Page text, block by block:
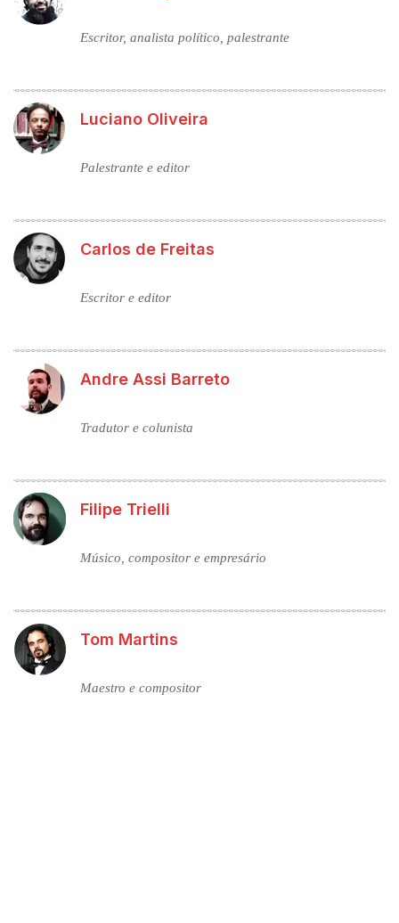
Escritor, analista político, palestrante
Luciano Oliveira
Palestrante e editor
Carlos de Freitas
Escritor e editor
Andre Assi Barreto
Tradutor e colunista
Filipe Trielli
Músico, compositor e empresário
Tom Martins
Maestro e compositor